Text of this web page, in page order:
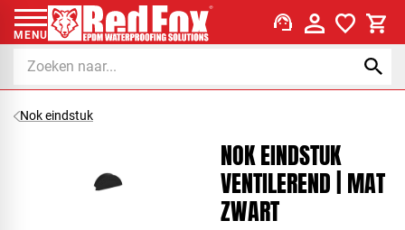
MENU support_agent
Nok eindstuk
NOK EINDSTUK
VENTILEREND | MAT
ZWART